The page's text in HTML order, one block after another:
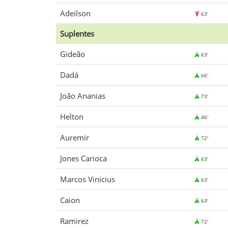
Adeilson 63'
Suplentes
Gideão
63'
Dadá 66'
João Ananias 73'
Helton 46'
Auremir 72'
Jones Carioca 63'
Marcos Vinicius 63'
Caion 63'
Ramirez 72'